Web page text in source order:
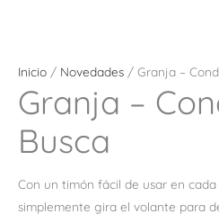
Inicio / Novedades / Granja –
Granja –
Busca
Con un timón fácil de usar en
simplemente gira el volante para